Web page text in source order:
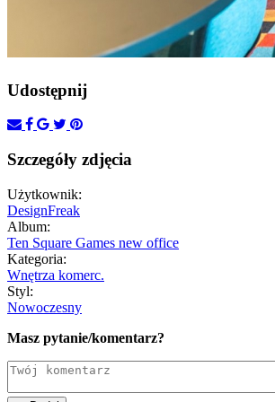
Udostępnij
Szczegóły zdjęcia
Użytkownik:
DesignFreak
Album:
Ten Square Games new office
Kategoria:
Wnętrza komerc.
Styl:
Nowoczesny
Masz pytanie/komentarz?